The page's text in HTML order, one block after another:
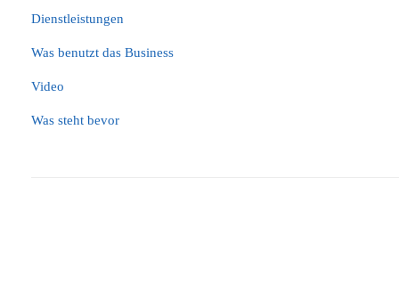
Dienstleistungen
Was benutzt das Business
Video
Was steht bevor